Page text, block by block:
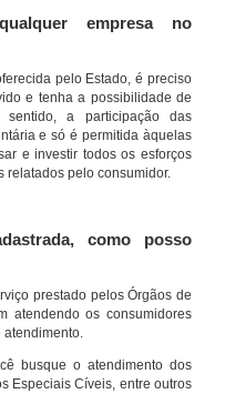
empresa no
pelo Estado, é preciso
e tenha a possibilidade de
a participação das
e só é permitida àquelas
e investir todos os esforços
relatados pelo consumidor.
como posso
prestado pelos Órgãos de
atendendo os consumidores
atendimento.
busque o atendimento dos
Especiais Cíveis, entre outros